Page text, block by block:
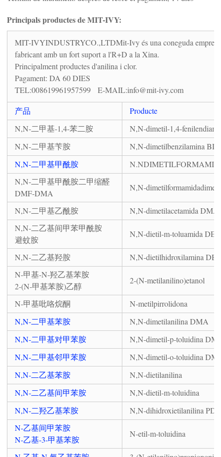
Principals productes de MIT-IVY:
MIT-IVYINDUSTRYCO.,LTDMit-Ivy és una coneguda
fabricant amb un fort suport a l'R+D a la Xina.
Principalment productes d'anilina i clor.
Pagament: DA 60 DIES
TEL:008619961957599 E-MAIL:info@mit-ivy.com
产品
Producte
N,N-二甲基-1,4-苯二胺
N,N-dimetil-1,4-
N,N-二甲基苄胺
N,N-dimetilbenzilamina
N,N-二甲基甲酰胺
N,N-二甲基甲酰胺二甲缩醛
DMF-DMA
N,N-
N,N-二甲基乙酰胺
N,N-dimetilacetamida
N,N-二乙基间甲苯甲酰胺
避蚊胺
N,N-dietil-m-toluamida
N,N-二乙基羟胺
N,N-dietilhidroxilamina
N-甲基-N-羟乙基苯胺
2-(N-甲基苯胺)乙醇
2-(N-metilanilino)etanol
N-甲基吡咯烷酮
N-metilpirrolidona
N,N-二甲基苯胺
N,N-dimetilanilina DMA
N,N-二甲基对甲苯胺
N,N-dimetil-p-toluidina
N,N-二甲基邻甲苯胺
N,N-dimetil-o-toluidina
N,N-二乙基苯胺
N,N-dietilanilina
N,N-二乙基间甲苯胺
N,N-dietil-m-toluidina
N,N-二羟乙基苯胺
N,N-dihidroxietilanilina
N-乙基间甲苯胺
N-乙基-3-甲基苯胺
N-etil-m-toluidina